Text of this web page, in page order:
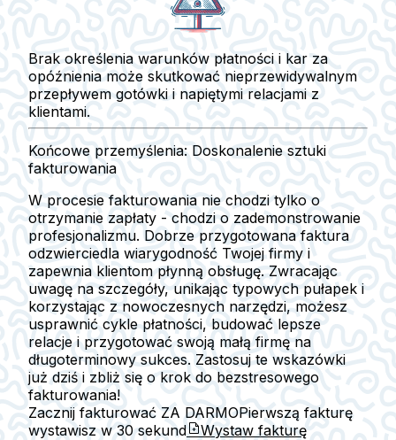
Brak określenia warunków płatności i kar za
opóźnienia może skutkować nieprzewidywalnym
przepływem gotówki i napiętymi relacjami z
klientami.
Końcowe przemyślenia: Doskonalenie sztuki
fakturowania
W procesie fakturowania nie chodzi tylko o
otrzymanie zapłaty - chodzi o zademonstrowanie
profesjonalizmu. Dobrze przygotowana faktura
odzwierciedla wiarygodność Twojej firmy i
zapewnia klientom płynną obsługę. Zwracając
uwagę na szczegóły, unikając typowych pułapek i
korzystając z nowoczesnych narzędzi, możesz
usprawnić cykle płatności, budować lepsze
relacje i przygotować swoją małą firmę na
długoterminowy sukces. Zastosuj te wskazówki
już dziś i zbliż się o krok do bezstresowego
fakturowania!
Zacznij fakturować ZA DARMOPierwszą fakturę
wystawisz w 30 sekund Wystaw fakturę